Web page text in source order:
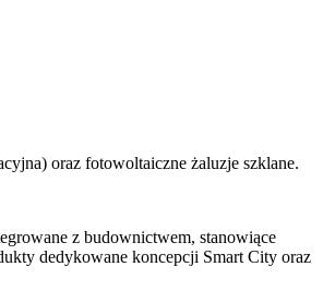
oraz fotowoltaiczne żaluzje szklane.
z budownictwem, stanowiące
dedykowane koncepcji Smart City oraz